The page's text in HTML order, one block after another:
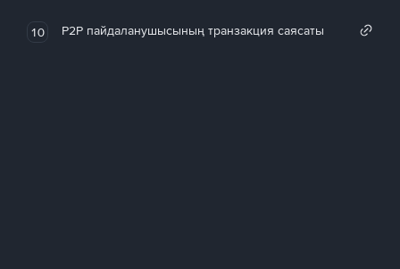
10 P2P пайдаланушысының транзакция саясаты